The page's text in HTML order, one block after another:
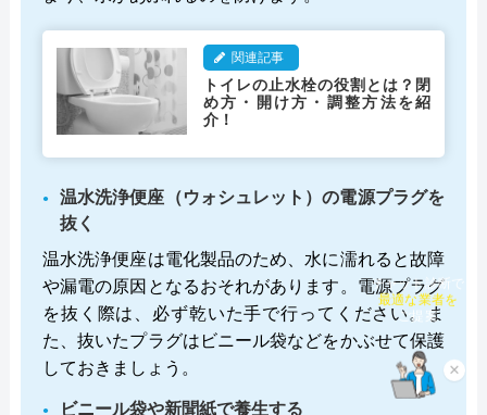
関連記事
トイレの止水栓の役割とは？閉
め方・開け方・調整方法を紹
介！
温水洗浄便座（ウォシュレット）の電源プラグを
抜く
温水洗浄便座は電化製品のため、水に濡れると故障
や漏電の原因となるおそれがあります。電源プラグ
を抜く際は、必ず乾いた手で行ってください。ま
た、抜いたプラグはビニール袋などをかぶせて保護
しておきましょう。
ビニール袋や新聞紙で養生する
×
チャット診断で
最適な業者を
ご提案